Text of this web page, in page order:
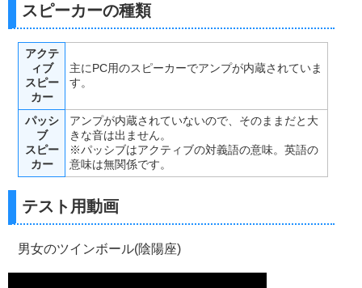
スピーカーの種類
アクテ
ィブ
スピー
カー
主にPC用のスピーカーでアンプが内蔵されていま
す。
パッシ
ブ
スピー
カー
アンプが内蔵されていないので、そのままだと大
きな音は出ません。
※パッシブはアクティブの対義語の意味。英語の
意味は無関係です。
テスト用動画
男女のツインボール(陰陽座)